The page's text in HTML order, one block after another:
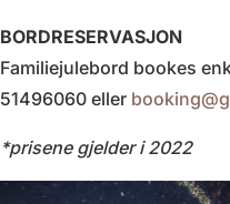
BORDRESERVASJON
Familiejulebord bookes
51496060 eller
*prisene gjelder i 2022